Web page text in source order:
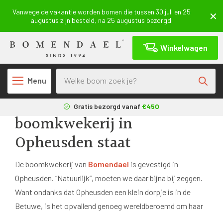
Vanwege de vakantie worden bomen die tussen 30 juli en 25
augustus zijn besteld, na 25 augustus bezorgd.
Winkelwagen
Menu
Producten zoeken
Gratis bezorgd vanaf €450
3 maandenaangroeigarantie*
Geleverd uit eigen
Waarom onze
boomkwekerij in
Opheusden staat
De boomkwekerij van Bomendael is gevestigd in
Opheusden. “Natuurlijk”, moeten we daar bijna bij zeggen.
Want ondanks dat Opheusden een klein dorpje is in de
Betuwe, is het opvallend genoeg wereldberoemd om haar